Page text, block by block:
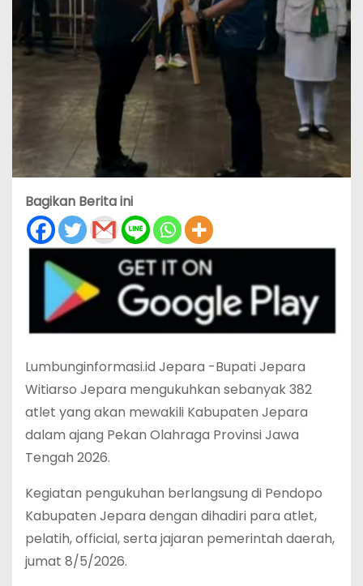
Bagikan Berita ini
Lumbunginformasi.id Jepara -Bupati Jepara
Witiarso Jepara mengukuhkan sebanyak 382
atlet yang akan mewakili Kabupaten Jepara
dalam ajang Pekan Olahraga Provinsi Jawa
Tengah 2026.
Kegiatan pengukuhan berlangsung di Pendopo
Kabupaten Jepara dengan dihadiri para atlet,
pelatih, official, serta jajaran pemerintah daerah,
jumat 8/5/2026.